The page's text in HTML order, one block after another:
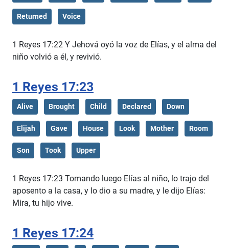
Returned Voice
1 Reyes 17:22 Y Jehová oyó la voz de Elías, y el alma del
niño volvió a él, y revivió.
1 Reyes 17:23
Alive Brought Child Declared Down
Elijah Gave House Look Mother Room
Son Took Upper
1 Reyes 17:23 Tomando luego Elías al niño, lo trajo del
aposento a la casa, y lo dio a su madre, y le dijo Elías:
Mira, tu hijo vive.
1 Reyes 17:24